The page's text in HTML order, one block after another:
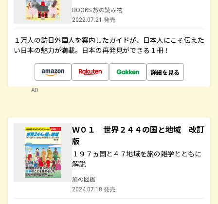
BOOKS 旅の読み物
2022.07.21 発売
１万人の訪日外国人を案内したガイドが、日本人にこそ伝えた
い日本の魅力が満載。日本の再発見ができる１冊！
詳細を見る
AD
Ｗ０１ 世界２４４の国と地域 改訂
版
１９７ヵ国と４７地域を旅の雑学とともに
解説
旅の図鑑
2024.07.18 発売